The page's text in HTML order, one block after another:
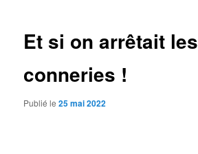
Et si on arrêtait les
conneries !
Publié le25 mai 2022